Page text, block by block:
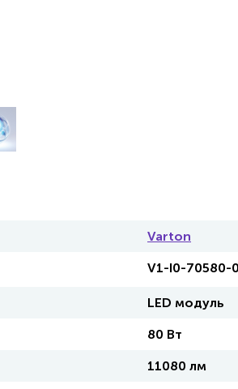
Varton
V1-I0-70580-
LED модуль
80 Вт
11080 лм